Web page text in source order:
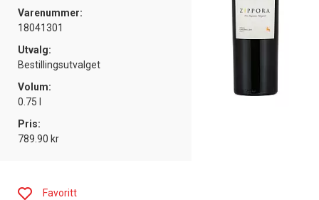
Varenummer:
18041301
Utvalg:
Bestillingsutvalget
Volum:
0.75 l
Pris:
789.90 kr
Favoritt